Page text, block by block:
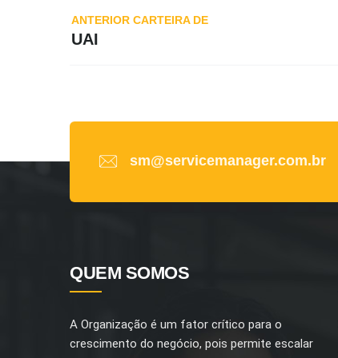
de
ANTERIOR CARTEIRA DE
UAI
sm@servicemanager.com.br
QUEM SOMOS
A Organização é um fator crítico para o
crescimento do negócio, pois permite escalar